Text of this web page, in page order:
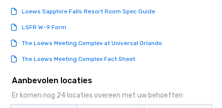
Loews Sapphire Falls Resort Room Spec Guide
LSFR W-9 Form
The Loews Meeting Complex at Universal Orlando
The Loews Meeting Complex Fact Sheet
Aanbevolen locaties
Er komen nog 24 locaties overeen met uw behoeften